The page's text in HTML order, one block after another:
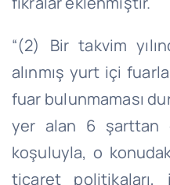
“(2) Bir takvim
alınmış yurt içi
fuar bulunmaması
yer alan 6 şarttan
koşuluyla, o
ticaret